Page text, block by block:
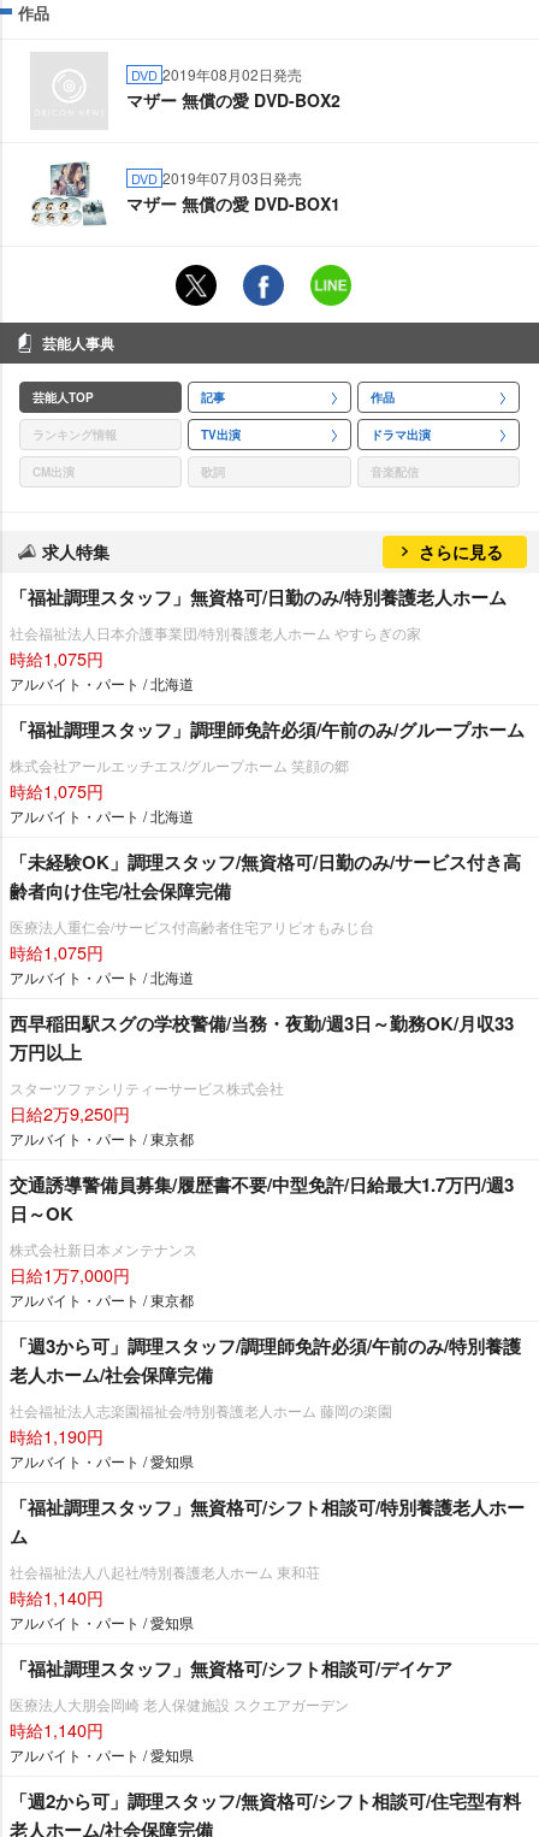
作品
DVD 2019年08月02日発売
マザー 無償の愛 DVD-BOX2
DVD 2019年07月03日発売
マザー 無償の愛 DVD-BOX1
芸能人事典
芸能人TOP 記事 作品
ランキング情報 TV出演 ドラマ出演
CM出演 歌詞 音楽配信
求人特集 さらに見る
「福祉調理スタッフ」無資格可/日勤のみ/特別養護老人ホーム
社会福祉法人日本介護事業団/特別養護老人ホーム やすらぎの家
時給1,075円
アルバイト・パート / 北海道
「福祉調理スタッフ」調理師免許必須/午前のみ/グループホーム
株式会社アールエッチエス/グループホーム 笑顔の郷
時給1,075円
アルバイト・パート / 北海道
「未経験OK」調理スタッフ/無資格可/日勤のみ/サービス付き高
齢者向け住宅/社会保障完備
医療法人重仁会/サービス付高齢者住宅アリビオもみじ台
時給1,075円
アルバイト・パート / 北海道
西早稲田駅スグの学校警備/当務・夜勤/週3日～勤務OK/月収33
万円以上
スターツファシリティーサービス株式会社
日給2万9,250円
アルバイト・パート / 東京都
交通誘導警備員募集/履歴書不要/中型免許/日給最大1.7万円/週3
日～OK
株式会社新日本メンテナンス
日給1万7,000円
アルバイト・パート / 東京都
「週3から可」調理スタッフ/調理師免許必須/午前のみ/特別養護
老人ホーム/社会保障完備
社会福祉法人志楽園福祉会/特別養護老人ホーム 藤岡の楽園
時給1,190円
アルバイト・パート / 愛知県
「福祉調理スタッフ」無資格可/シフト相談可/特別養護老人ホー
ム
社会福祉法人八起社/特別養護老人ホーム 東和荘
時給1,140円
アルバイト・パート / 愛知県
「福祉調理スタッフ」無資格可/シフト相談可/デイケア
医療法人大朋会岡崎 老人保健施設 スクエアガーデン
時給1,140円
アルバイト・パート / 愛知県
「週2から可」調理スタッフ/無資格可/シフト相談可/住宅型有料
老人ホーム/社会保障完備